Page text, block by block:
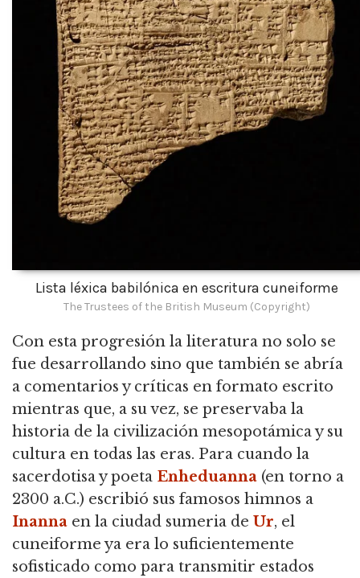
Lista léxica babilónica en escritura cuneiforme
The Trustees of the British Museum (Copyright)
Con esta progresión la literatura no solo se
fue desarrollando sino que también se abría
a comentarios y críticas en formato escrito
mientras que, a su vez, se preservaba la
historia de la civilización mesopotámica y su
cultura en todas las eras. Para cuando la
sacerdotisa y poeta Enheduanna (en torno a
2300 a.C.) escribió sus famosos himnos a
Inanna en la ciudad sumeria de Ur, el
cuneiforme ya era lo suficientemente
sofisticado como para transmitir estados